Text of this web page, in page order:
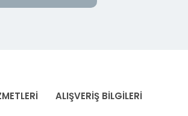
ALIŞVERİŞ BİLGİLERİ